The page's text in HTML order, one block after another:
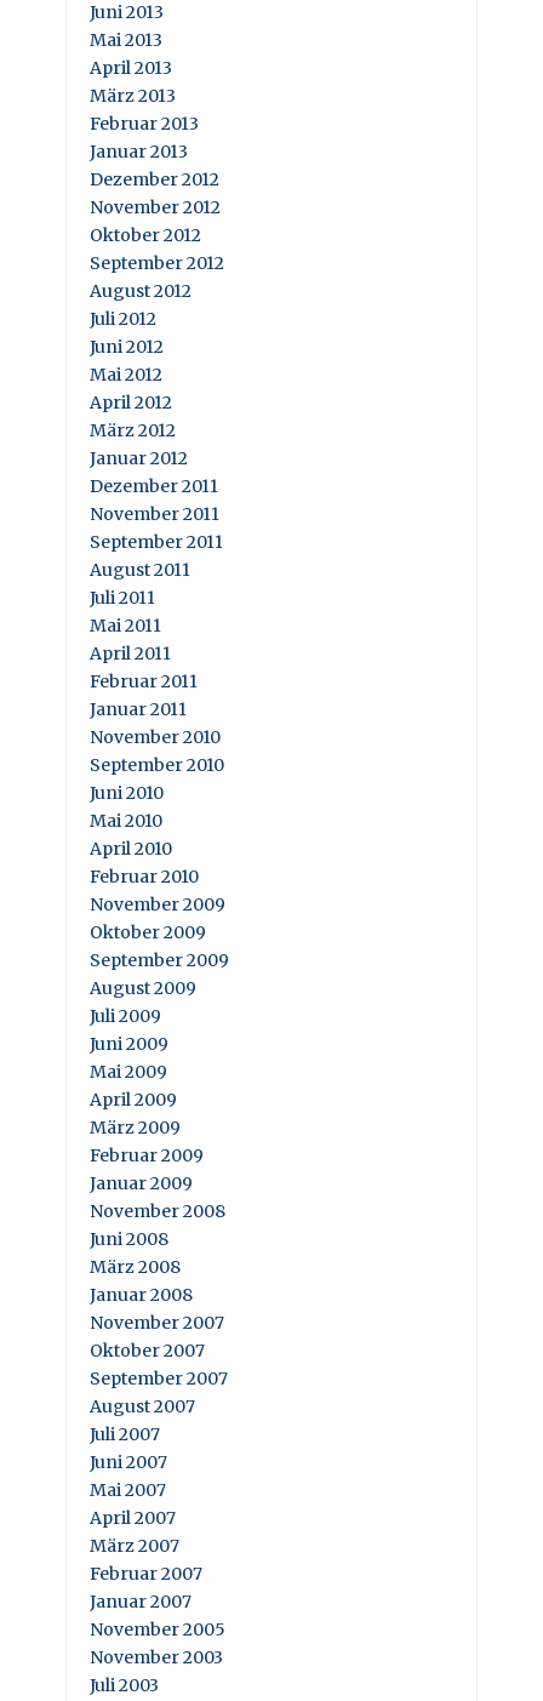
Juni 2013
Mai 2013
April 2013
März 2013
Februar 2013
Januar 2013
Dezember 2012
November 2012
Oktober 2012
September 2012
August 2012
Juli 2012
Juni 2012
Mai 2012
April 2012
März 2012
Januar 2012
Dezember 2011
November 2011
September 2011
August 2011
Juli 2011
Mai 2011
April 2011
Februar 2011
Januar 2011
November 2010
September 2010
Juni 2010
Mai 2010
April 2010
Februar 2010
November 2009
Oktober 2009
September 2009
August 2009
Juli 2009
Juni 2009
Mai 2009
April 2009
März 2009
Februar 2009
Januar 2009
November 2008
Juni 2008
März 2008
Januar 2008
November 2007
Oktober 2007
September 2007
August 2007
Juli 2007
Juni 2007
Mai 2007
April 2007
März 2007
Februar 2007
Januar 2007
November 2005
November 2003
Juli 2003